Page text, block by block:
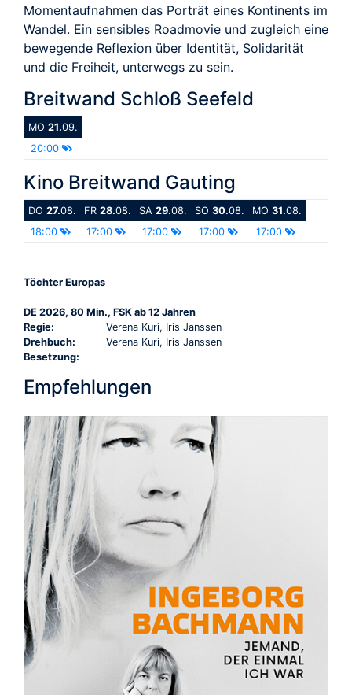
Momentaufnahmen das Porträt eines Kontinents im
Wandel. Ein sensibles Roadmovie und zugleich eine
bewegende Reflexion über Identität, Solidarität
und die Freiheit, unterwegs zu sein.
Breitwand Schloß Seefeld
MO 21.09.
20:00
Kino Breitwand Gauting
DO 27.08. FR 28.08. SA 29.08. SO 30.08. MO 31.08.
18:00
17:00 17:00 17:00 17:00
Töchter Europas
DE 2026, 80 Min., FSK ab 12 Jahren
Regie:
Verena Kuri, Iris Janssen
Drehbuch:
Verena Kuri, Iris Janssen
Besetzung:
Empfehlungen